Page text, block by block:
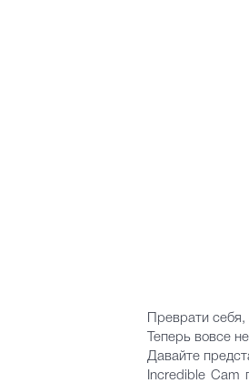
Преврати
Теперь вовсе
Давайте
Incredible Cam